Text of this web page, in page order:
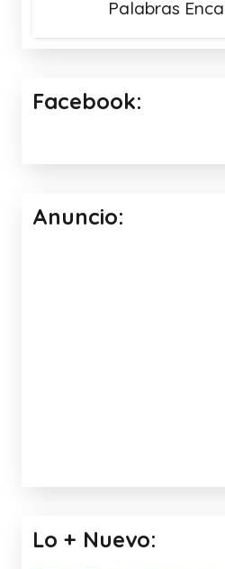
Palabras
Facebook:
Anuncio:
Lo + Nuevo: